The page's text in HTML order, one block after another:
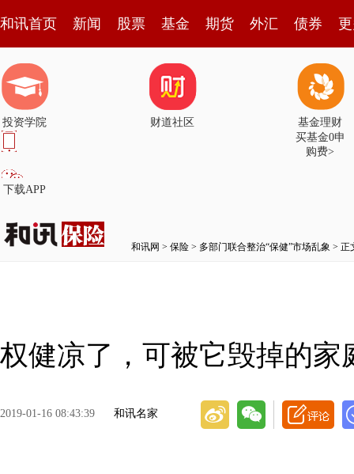
和讯首页 新闻 股票 基金 期货 外汇 债券
投资学院 财道社区
基金理财
买基金0申
购费>
下载APP
和讯网 > 保险 > 多部门联合整治“保健”市场乱象 > 正
权健凉了，可被它毁掉的家
2019-01-16 08:43:39 和讯名家